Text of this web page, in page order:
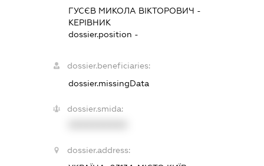
ГУСЄВ МИКОЛА ВІКТОРОВИЧ -
КЕРІВНИК
dossier.position -
dossier.beneficiaries:
dossier.missingData
dossier.smida:
dossier.address: